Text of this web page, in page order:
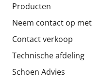
Producten
Neem contact op met
Contact verkoop
Technische afdeling
Schoen Advies